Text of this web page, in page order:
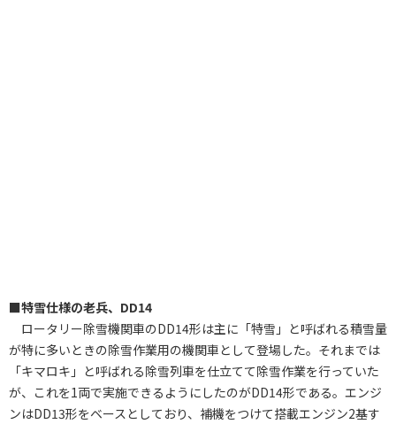
■特雪仕様の老兵、DD14
ロータリー除雪機関車のDD14形は主に「特雪」と呼ばれる積雪量
が特に多いときの除雪作業用の機関車として登場した。それまでは
「キマロキ」と呼ばれる除雪列車を仕立てて除雪作業を行っていた
が、これを1両で実施できるようにしたのがDD14形である。エンジ
ンはDD13形をベースとしており、補機をつけて搭載エンジン2基す